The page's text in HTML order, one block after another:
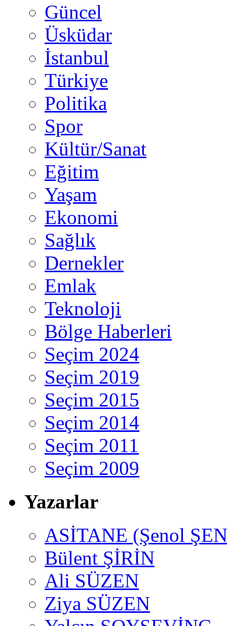
Güncel
Üsküdar
İstanbul
Türkiye
Politika
Spor
Kültür/Sanat
Eğitim
Yaşam
Ekonomi
Sağlık
Dernekler
Emlak
Teknoloji
Bölge Haberleri
Seçim 2024
Seçim 2019
Seçim 2015
Seçim 2014
Seçim 2011
Seçim 2009
Yazarlar
ASİTANE (Şenol
Bülent ŞİRİN
Ali SÜZEN
Ziya SÜZEN